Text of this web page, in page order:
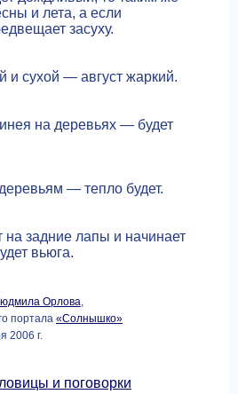
и лета, а если
засуху.
и сухой — август жаркий.
на деревьях — будет
— тепло будет.
на задние лапы и начинает
вьюга.
Орлова,
портала «Солнышко»
2006 г.
и поговорки